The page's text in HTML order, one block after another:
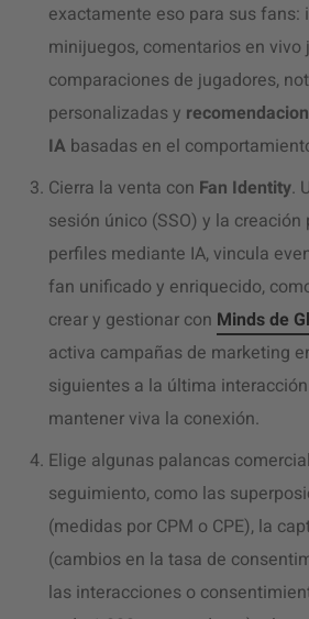
exactamente eso para sus fans:
minijuegos, comentarios en vivo
comparaciones de jugadores,
personalizadas y
IA basadas en el
Cierra la venta con Fan Identity.
sesión único (SSO) y la creación
perfiles mediante IA, vincula
fan unificado y enriquecido,
crear y gestionar con Minds de
activa campañas de marketing
siguientes a la última
mantener viva la conexión.
Elige algunas palancas
seguimiento, como las
(medidas por CPM o CPE), la
(cambios en la tasa de
las interacciones o